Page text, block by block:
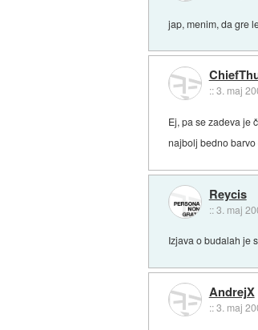
jap, menim, da gre
::3. maj
Ej, pa se zadeva je
najbolj bedno
Reycis
::3. maj
Izjava o budalah je
AndrejX
::3. maj